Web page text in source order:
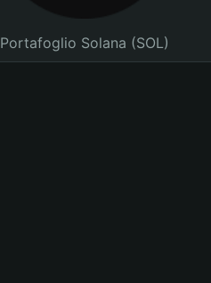
Portafoglio Solana (SOL)